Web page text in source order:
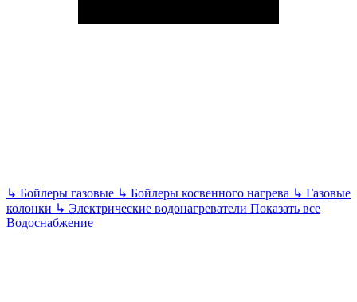
↳ Бойлеры газовые ↳ Бойлеры косвенного нагрева ↳ Газовые
колонки ↳ Электрические водонагреватели Показать все
Водоснабжение